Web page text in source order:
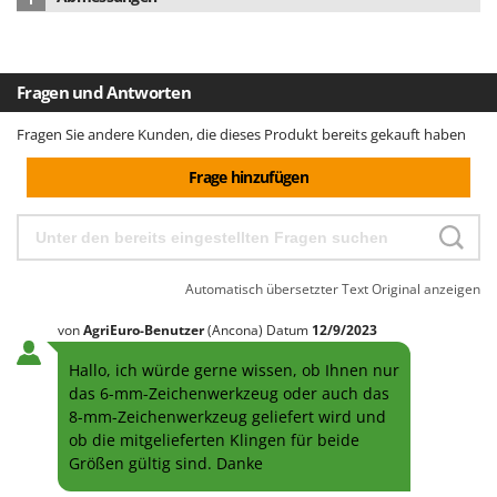
Nettogewicht 21 kg
Abmessung Verpackung/en cm (LxBxH) 54x30x48 cm
Gesamtgewicht mit Verpackung 23 kg
Montagezeit montiert
Fragen und Antworten
Fragen Sie andere Kunden, die dieses Produkt bereits gekauft haben
Frage hinzufügen
Automatisch übersetzter TextOriginal anzeigen
vonAgriEuro-Benutzer(Ancona) Datum 12/9/2023
Hallo, ich würde gerne wissen, ob Ihnen nur
das 6-mm-Zeichenwerkzeug oder auch das
8-mm-Zeichenwerkzeug geliefert wird und
ob die mitgelieferten Klingen für beide
Größen gültig sind. Danke